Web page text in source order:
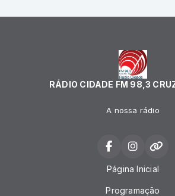
RÁDIO CIDADE FM 98,3
A nossa rádio
Página Inicial
Programação